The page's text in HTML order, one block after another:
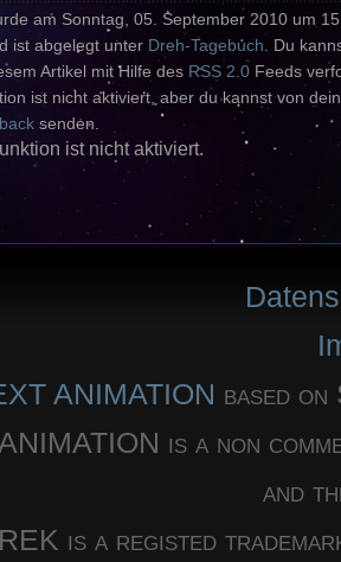
am Sonntag, 05. September 2010 um
ist abgelegt unter Dreh-Tagebuch. Du
Artikel mit Hilfe des RSS 2.0 Feeds
ist nicht aktiviert, aber du kannst von
senden.
ist nicht aktiviert.
ANIMATION based
is a non
and
is a registed